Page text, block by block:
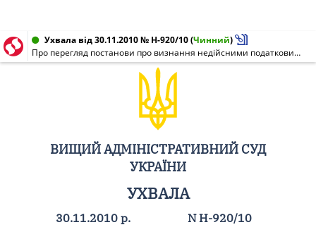
Ухвала від 30.11.2010 № Н-920/10(Чинний)
Про перегляд постанови про визнання недійсними податкових повідомлень-рішень
ВИЩИЙ АДМІНІСТРАТИВНИЙ СУД
УКРАЇНИ
УХВАЛА
30.11.2010 р.
N Н-920/10